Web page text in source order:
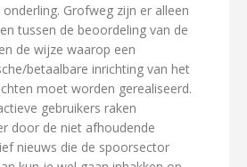
Grofweg zijn er alleen
tussen de beoordeling van de
de wijze waarop een
betaalbare inrichting van het
moet worden gerealiseerd.
gebruikers raken
door de niet afhoudende
nieuws die de spoorsector